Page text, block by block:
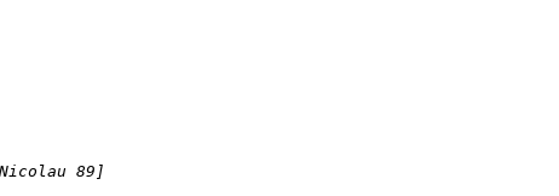
89]